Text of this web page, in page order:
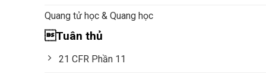
Quang tử học & Quang học
Tuân thủ
21 CFR Phần 11